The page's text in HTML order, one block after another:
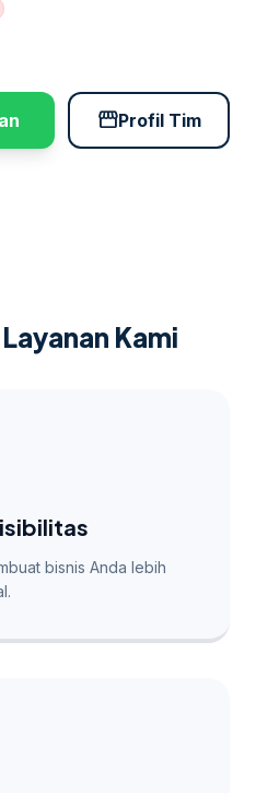
storefrontProfil Tim
Kami
bisnis Anda lebih